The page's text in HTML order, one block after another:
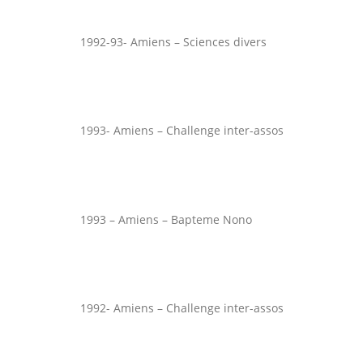
1992-93- Amiens – Sciences divers
1993- Amiens – Challenge inter-assos
1993 – Amiens – Bapteme Nono
1992- Amiens – Challenge inter-assos